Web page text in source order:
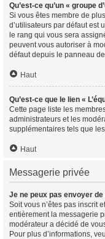
Qu’est-ce qu’un « groupe
Si vous êtes membre de
d’utilisateurs par défaut est
le rang qui vous sera
peuvent vous autoriser à
défaut depuis le panneau
Haut
Qu’est-ce que le lien «
Cette page liste les
administrateurs et les
supplémentaires tels que
Haut
Messagerie privée
Je ne peux pas envoyer
Soit vous n’êtes pas inscrit
entièrement la messagerie
modérateur a décidé de
Pour plus d’informations,